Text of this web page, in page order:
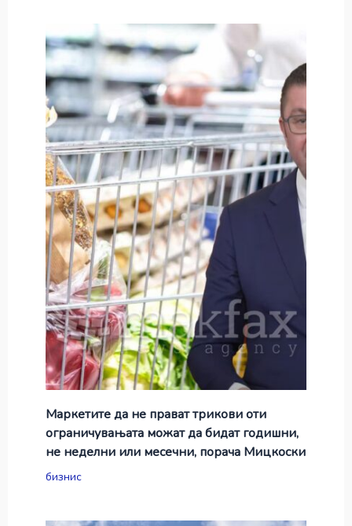
Маркетите да не прават трикови оти
ограничувањата можат да бидат годишни,
не неделни или месечни, порача Мицкоски
бизнис